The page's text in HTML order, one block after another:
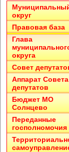
округ
Правовая база
Глава
округа
Совет
Аппарат Совета
депутатов
Бюджет МО
Солнцево
Переданные
госполномочия